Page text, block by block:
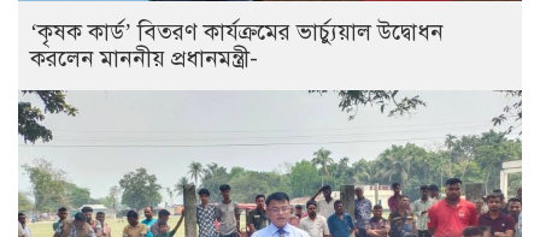
‘কৃষক কার্ড’ বিতরণ কার্যক্রমের ভার্চ্যুয়াল উদ্বোধন
করলেন মাননীয় প্রধানমন্ত্রী-